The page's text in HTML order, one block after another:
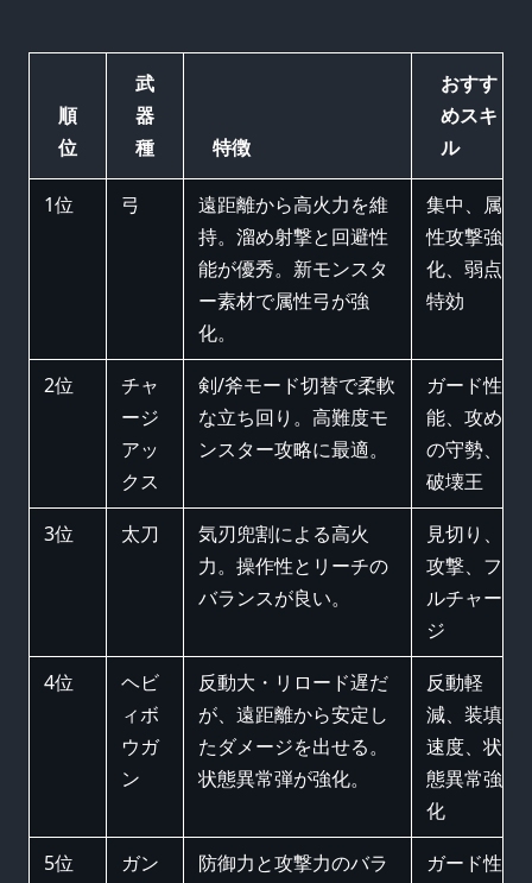
順
位
武
器
種
特徴
おすす
めスキ
ル
1位 弓
遠距離から高火力を維
持。溜め射撃と回避性
能が優秀。新モンスタ
ー素材で属性弓が強
化。
集中、属
性攻撃強
化、弱点
特効
2位
チャ
ージ
アッ
クス
剣/斧モード切替で柔軟
な立ち回り。高難度モ
ンスター攻略に最適。
ガード性
能、攻め
の守勢、
破壊王
3位
太刀
気刃兜割による高火
力。操作性とリーチの
バランスが良い。
見切り、
攻撃、フ
ルチャー
ジ
4位
ヘビ
ィボ
ウガ
ン
反動大・リロード遅だ
が、遠距離から安定し
たダメージを出せる。
状態異常弾が強化。
反動軽
減、装填
速度、状
態異常強
化
5位
ガン
防御力と攻撃力のバラ
ガード性